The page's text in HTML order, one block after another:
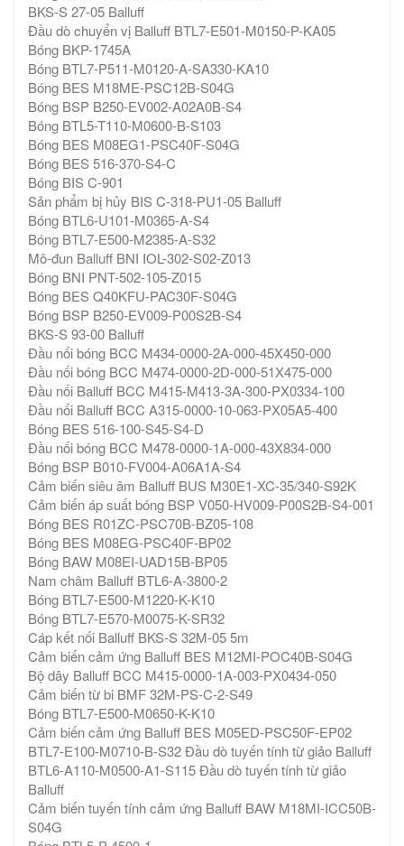
BKS-S 27-05 Balluff
Đầu dò chuyển vị Balluff BTL7-E501-M0150-P-KA05
Bóng BKP-1745A
Bóng BTL7-P511-M0120-A-SA330-KA10
Bóng BES M18ME-PSC12B-S04G
Bóng BSP B250-EV002-A02A0B-S4
Bóng BTL5-T110-M0600-B-S103
Bóng BES M08EG1-PSC40F-S04G
Bóng BES 516-370-S4-C
Bóng BIS C-901
Sản phẩm bị hủy BIS C-318-PU1-05 Balluff
Bóng BTL6-U101-M0365-A-S4
Bóng BTL7-E500-M2385-A-S32
Mô-đun Balluff BNI IOL-302-S02-Z013
Bóng BNI PNT-502-105-Z015
Bóng BES Q40KFU-PAC30F-S04G
Bóng BSP B250-EV009-P00S2B-S4
BKS-S 93-00 Balluff
Đầu nối bóng BCC M434-0000-2A-000-45X450-000
Đầu nối bóng BCC M474-0000-2D-000-51X475-000
Đầu nối Balluff BCC M415-M413-3A-300-PX0334-100
Đầu nối Balluff BCC A315-0000-10-063-PX05A5-400
Bóng BES 516-100-S45-S4-D
Đầu nối bóng BCC M478-0000-1A-000-43X834-000
Bóng BSP B010-FV004-A06A1A-S4
Cảm biến siêu âm Balluff BUS M30E1-XC-35/340-S92K
Cảm biến áp suất bóng BSP V050-HV009-P00S2B-S4-001
Bóng BES R01ZC-PSC70B-BZ05-108
Bóng BES M08EG-PSC40F-BP02
Bóng BAW M08EI-UAD15B-BP05
Nam châm Balluff BTL6-A-3800-2
Bóng BTL7-E500-M1220-K-K10
Bóng BTL7-E570-M0075-K-SR32
Cáp kết nối Balluff BKS-S 32M-05 5m
Cảm biến cảm ứng Balluff BES M12MI-POC40B-S04G
Bộ dây Balluff BCC M415-0000-1A-003-PX0434-050
Cảm biến từ bi BMF 32M-PS-C-2-S49
Bóng BTL7-E500-M0650-K-K10
Cảm biến cảm ứng Balluff BES M05ED-PSC50F-EP02
BTL7-E100-M0710-B-S32 Đầu dò tuyến tính từ giảo Balluff
BTL6-A110-M0500-A1-S115 Đầu dò tuyến tính từ giảo
Balluff
Cảm biến tuyến tính cảm ứng Balluff BAW M18MI-ICC50B-
S04G